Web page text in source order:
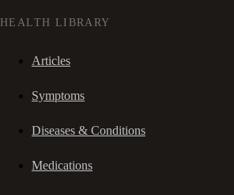
HEALTH LIBRARY
Articles
Symptoms
Diseases & Conditions
Medications